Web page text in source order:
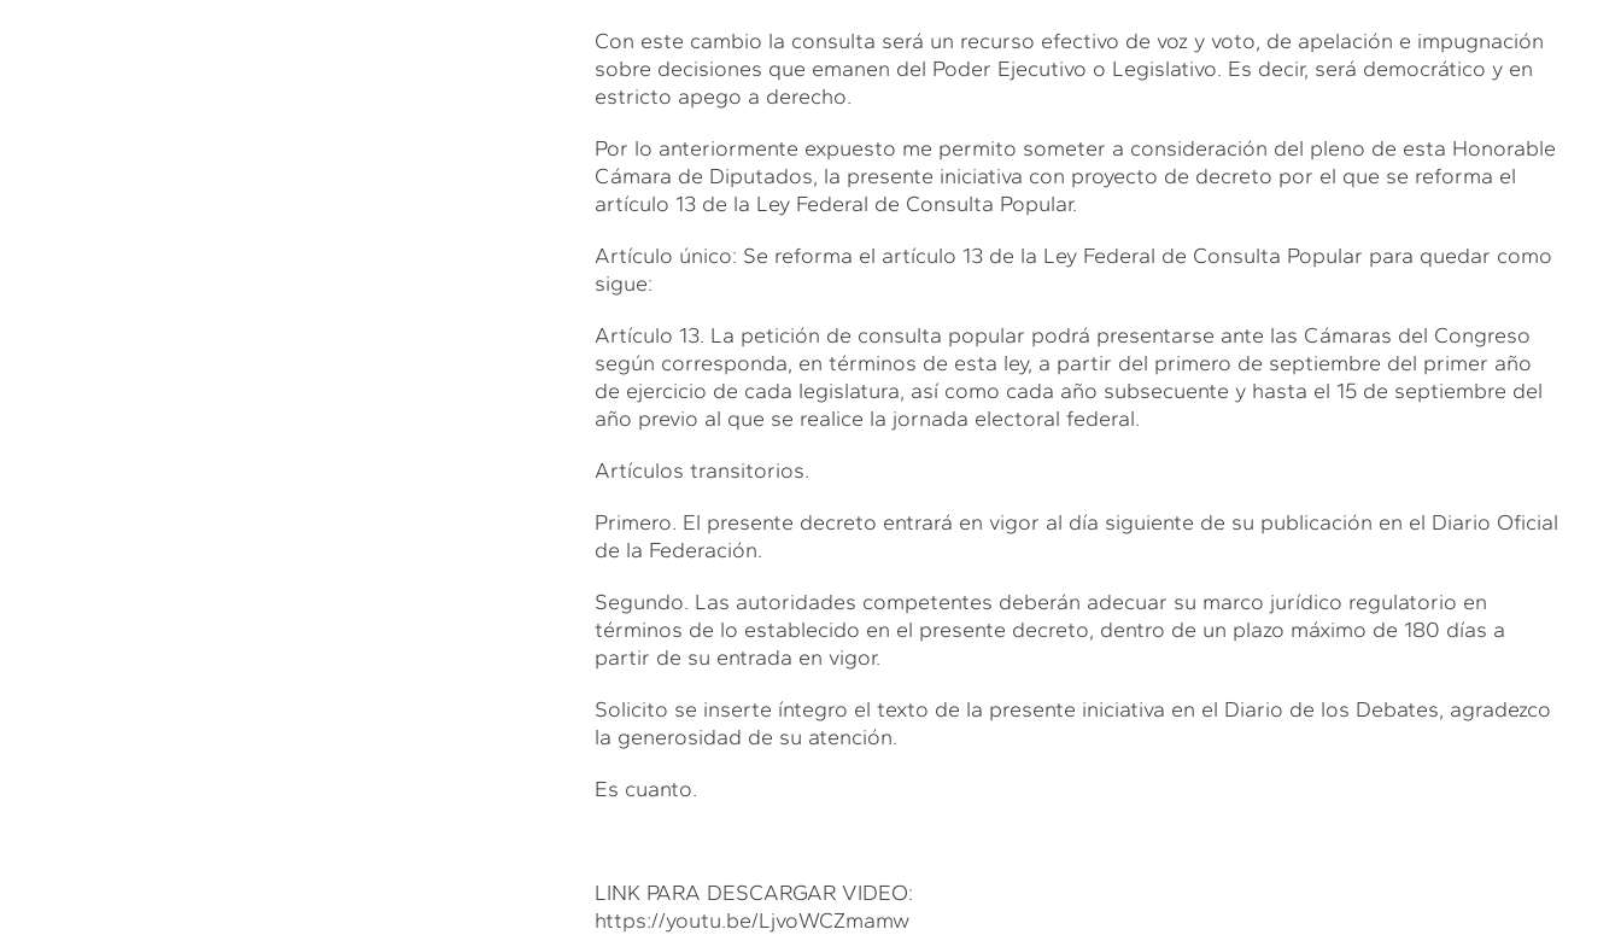
Con este cambio la consulta será un recurso efectivo de voz y voto, de apelación e impugnación
sobre decisiones que emanen del Poder Ejecutivo o Legislativo. Es decir, será democrático y en
estricto apego a derecho.
Por lo anteriormente expuesto me permito someter a consideración del pleno de esta Honorable
Cámara de Diputados, la presente iniciativa con proyecto de decreto por el que se reforma el
artículo 13 de la Ley Federal de Consulta Popular.
Artículo único: Se reforma el artículo 13 de la Ley Federal de Consulta Popular para quedar como
sigue:
Artículo 13. La petición de consulta popular podrá presentarse ante las Cámaras del Congreso
según corresponda, en términos de esta ley, a partir del primero de septiembre del primer año
de ejercicio de cada legislatura, así como cada año subsecuente y hasta el 15 de septiembre del
año previo al que se realice la jornada electoral federal.
Artículos transitorios.
Primero. El presente decreto entrará en vigor al día siguiente de su publicación en el Diario Oficial
de la Federación.
Segundo. Las autoridades competentes deberán adecuar su marco jurídico regulatorio en
términos de lo establecido en el presente decreto, dentro de un plazo máximo de 180 días a
partir de su entrada en vigor.
Solicito se inserte íntegro el texto de la presente iniciativa en el Diario de los Debates, agradezco
la generosidad de su atención.
Es cuanto.
LINK PARA DESCARGAR VIDEO:
https://youtu.be/LjvoWCZmamw